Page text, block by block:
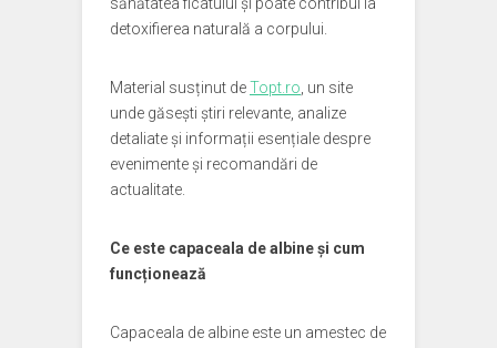
detoxifierea naturală a corpului.
Material susținut deTopt.ro , un site
unde găsești știri relevante, analize
detaliate și informații esențiale despre
evenimente și recomandări de
actualitate.
Ce este capaceala de albine și cum
funcționează
Capaceala de albine este un amestec de